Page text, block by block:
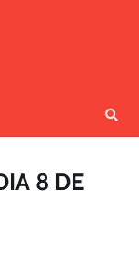
8 DE